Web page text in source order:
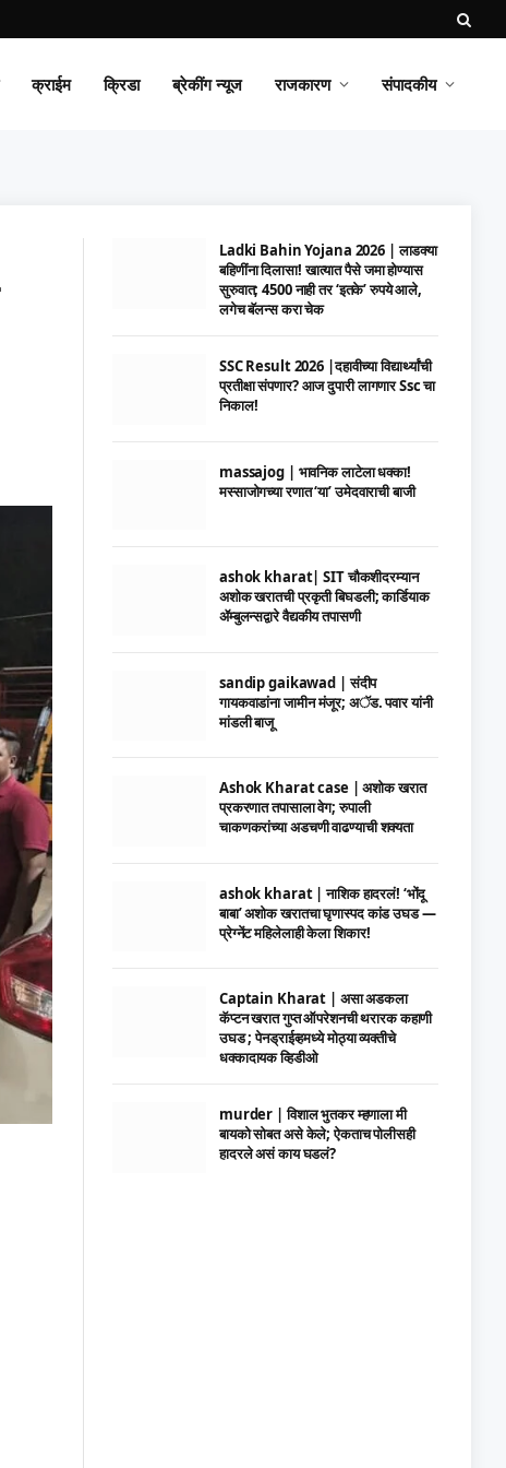
क्राईम क्रिडा ब्रेकींग न्यूज राजकारण संपादकीय
Ladki Bahin Yojana 2026 | लाडक्या
बहिणींना दिलासा! खात्यात पैसे जमा होण्यास
सुरुवात; 4500 नाही तर ‘इतके’ रुपये आले,
लगेच बॅलन्स करा चेक
SSC Result 2026 |दहावीच्या विद्यार्थ्यांची
प्रतीक्षा संपणार? आज दुपारी लागणार Ssc चा
निकाल!
massajog | भावनिक लाटेला धक्का!
मस्साजोगच्या रणात ‘या’ उमेदवाराची बाजी
ashok kharat| SIT चौकशीदरम्यान
अशोक खरातची प्रकृती बिघडली; कार्डियाक
ॲम्बुलन्सद्वारे वैद्यकीय तपासणी
sandip gaikawad | संदीप
गायकवाडांना जामीन मंजूर; अॅड. पवार यांनी
मांडली बाजू
Ashok Kharat case | अशोक खरात
प्रकरणात तपासाला वेग; रुपाली
चाकणकरांच्या अडचणी वाढण्याची शक्यता
ashok kharat | नाशिक हादरलं! ‘भोंदू
बाबा’ अशोक खरातचा घृणास्पद कांड उघड —
प्रेग्नेंट महिलेलाही केला शिकार!
Captain Kharat | असा अडकला
कॅप्टन खरात गुप्त ऑपरेशनची थरारक कहाणी
उघड ; पेनड्राईव्हमध्ये मोठ्या व्यक्तीचे
धक्कादायक व्हिडीओ
murder | विशाल भुतकर म्हणाला मी
बायको सोबत असे केले; ऐकताच पोलीसही
हादरले असं काय घडलं?